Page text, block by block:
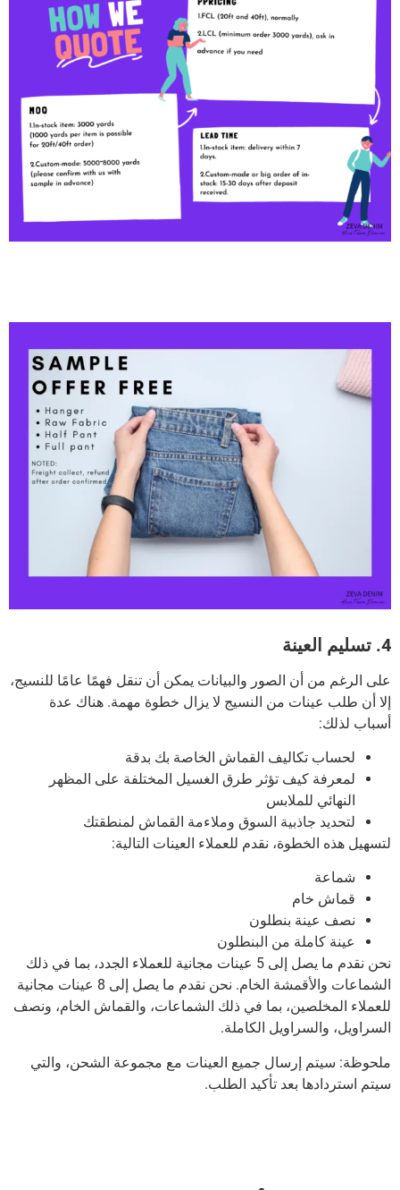
4. تسليم العينة
على الرغم من أن الصور والبيانات يمكن أن تنقل فهمًا عامًا للنسيج،
إلا أن طلب عينات من النسيج لا يزال خطوة مهمة. هناك عدة
أسباب لذلك:
لحساب تكاليف القماش الخاصة بك بدقة
لمعرفة كيف تؤثر طرق الغسيل المختلفة على المظهر
النهائي للملابس
لتحديد جاذبية السوق وملاءمة القماش لمنطقتك
لتسهيل هذه الخطوة، نقدم للعملاء العينات التالية:
شماعة
قماش خام
نصف عينة بنطلون
عينة كاملة من البنطلون
نحن نقدم ما يصل إلى 5 عينات مجانية للعملاء الجدد، بما في ذلك
الشماعات والأقمشة الخام.
نحن نقدم ما يصل إلى 8 عينات مجانية
للعملاء المخلصين، بما في ذلك الشماعات، والقماش الخام، ونصف
السراويل، والسراويل الكاملة.
ملحوظة: سيتم إرسال جميع العينات مع مجموعة الشحن، والتي
سيتم استردادها بعد تأكيد الطلب.